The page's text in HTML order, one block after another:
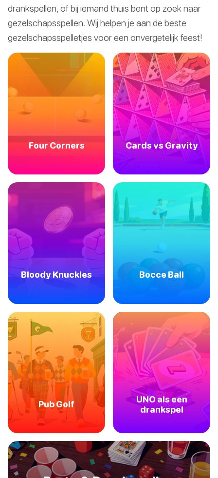
drankspellen, of bij iemand thuis bent op zoek naar
gezelschapsspellen. Wij helpen je aan de beste
gezelschapsspelletjes voor een onvergetelijk feest!
Four Corners Cards vs Gravity
Bloody Knuckles Bocce Ball
Pub Golf
UNO als een
drankspel